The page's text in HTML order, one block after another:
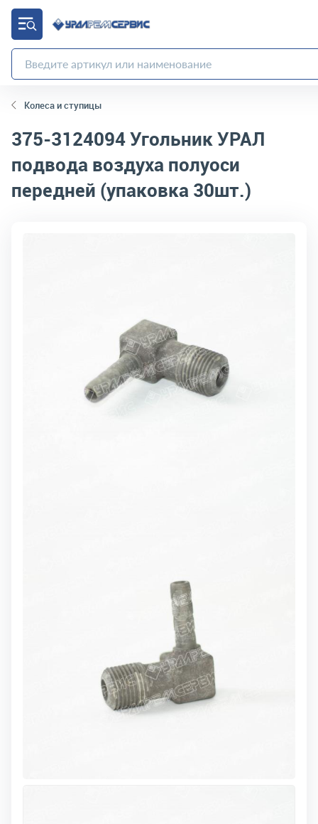
Колеса и ступицы
375-3124094Угольник УРАЛ
подвода воздуха полуоси
передней (упаковка 30шт.)